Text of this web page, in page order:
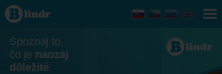
Zoznamka
Plzeňský
kraj
Spoznaj to,
čo je naozaj
dôležité.